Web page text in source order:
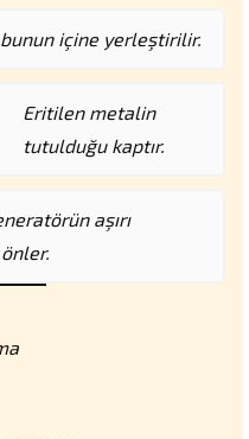
içine yerleştirilir.
Eritilen metalin
tutulduğu kaptır.
aşırı
önler.